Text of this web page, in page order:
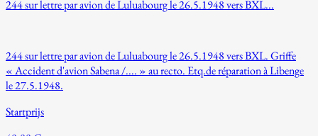
244 sur lettre par avion de Luluabourg le 26.5.1948 vers BXL...
244 sur lettre par avion de Luluabourg le 26.5.1948 vers BXL. Griffe
« Accident d'avion Sabena /.... » au recto. Etq.de réparation à Libenge
le 27.5.1948.
Startprijs